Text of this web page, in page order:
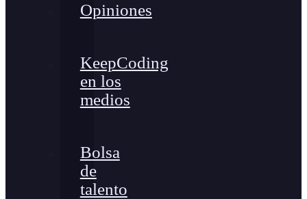
Opiniones
KeepCoding
en los
medios
Bolsa
de
talento